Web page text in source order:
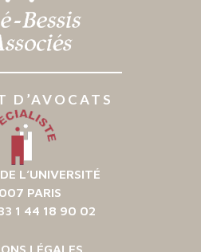
D’AVOCATS
L’UNIVERSITÉ
PARIS
1 44 18 90 02
LÉGALES